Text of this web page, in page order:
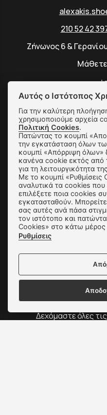
210 52 42
Ζήνωνος 6 &
Τρόποι
Όροι
Δεχόμαστε όλες
Αυτός ο Ιστότοπος
Για την καλύτερη
χρησιμοποιούμε αρχεία
Πολιτική Cookies.
Πατώντας το κουμπί «Αποδοχή όλων» αποδέχεστε
την εγκατάσταση όλων
κουμπί «Απόρριψη όλων»
κανένα cookie εκτός από
για τη λειτουργικότητα
Με το κουμπί «Ρυθμίσεις
αναλυτικά τα cookies που
επιλέξετε ποια cookies
εγκατασταθούν.
σας αυτές ανά πάσα
τον ιστότοπο και
Cookies» στο κάτω μέρος
Ρυθμίσεις